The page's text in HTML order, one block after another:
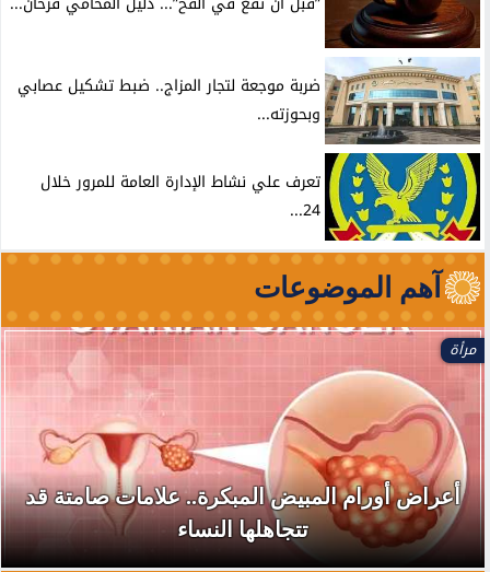
ضربة موجعة لتجار المزاج.. ضبط تشكيل عصابي
وبحوزته...
تعرف علي نشاط الإدارة العامة للمرور خلال
24...
آهم الموضوعات
مرأة
أعراض أورام المبيض المبكرة.. علامات صامتة قد
تتجاهلها النساء